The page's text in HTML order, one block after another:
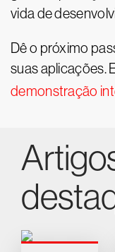
vida de
Dê o próximo
suas aplicações.
demonstração